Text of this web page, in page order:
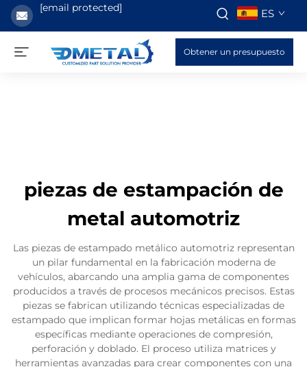
[email protected] ES
Obtener un presupuesto
piezas de estampación de
metal automotriz
Las piezas de estampado metálico automotriz representan
un pilar fundamental en la fabricación moderna de
vehículos, abarcando una amplia gama de componentes
producidos a través de procesos mecánicos precisos. Estas
piezas se fabrican utilizando técnicas especializadas de
estampado que implican formar hojas metálicas en formas
específicas mediante operaciones de compresión,
perforación y doblado. El proceso utiliza matrices y
herramientas avanzadas para crear componentes con una